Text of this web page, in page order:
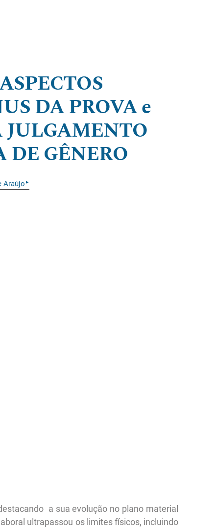
DA PROVA e
JULGAMENTO
DE GÊNERO
Araújo ▸
a sua evolução no plano material
ultrapassou os limites físicos, incluindo